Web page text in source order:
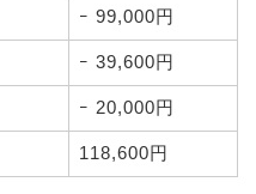
ｰ 99,000円
ｰ 39,600円
ｰ 20,000円
118,600円